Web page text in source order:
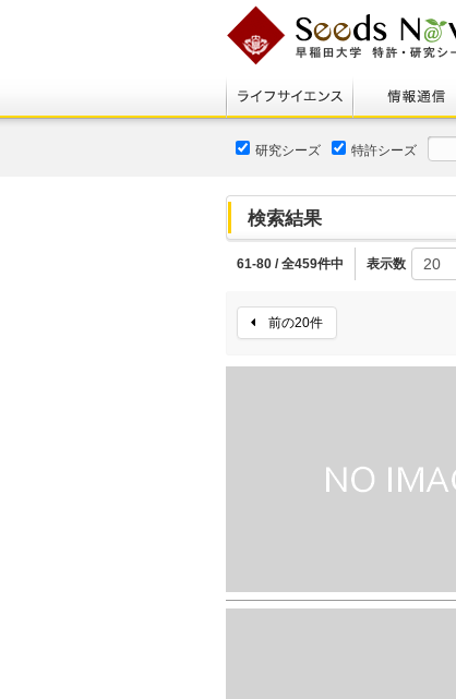
研究シーズ 特許シーズ
検索結果
61-80 / 全459件中 表示数
前の20件